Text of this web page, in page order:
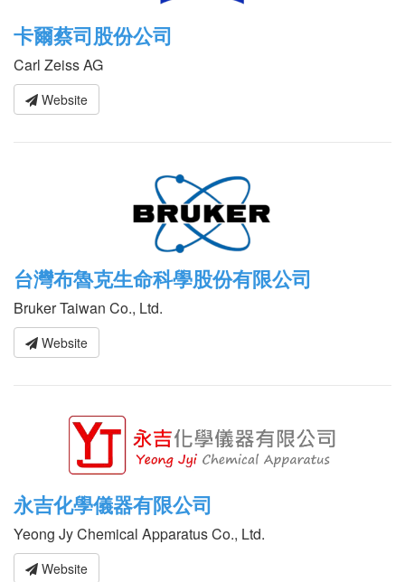
卡爾蔡司股份公司
Carl Zeiss AG
Website
台灣布魯克生命科學股份有限公司
Bruker Taiwan Co., Ltd.
Website
永吉化學儀器有限公司
Yeong Jy Chemical Apparatus Co., Ltd.
Website